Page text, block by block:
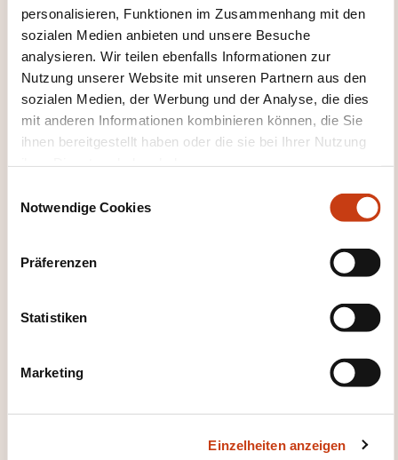
personalisieren, Funktionen im Zusammenhang mit den
sozialen Medien anbieten und unsere Besuche
analysieren. Wir teilen ebenfalls Informationen zur
Nutzung unserer Website mit unseren Partnern aus den
sozialen Medien, der Werbung und der Analyse, die dies
mit anderen Informationen kombinieren können, die Sie
ihnen bereitgestellt haben oder die sie bei Ihrer Nutzung
Notwendige Cookies
Präferenzen
Statistiken
Marketing
Einzelheiten anzeigen
professionnelle et découverte et mise en
pratique des notions théoriques au travers
d’exercices et de mises en situation
Élaboration d’un plan d’action individuel et/ou
collectif par les participants à la fin de la
session de formation ou de coaching
Constitution par le formateur d'une synthèse de
rappel reprenant les réflexes à développer au
quotidien
participants après la formation ou le coaching
techniques sur le terrain